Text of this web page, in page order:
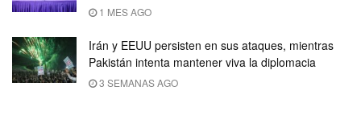
1 MES AGO
Irán y EEUU persisten en sus ataques, mientras
Pakistán intenta mantener viva la diplomacia
3 SEMANAS AGO